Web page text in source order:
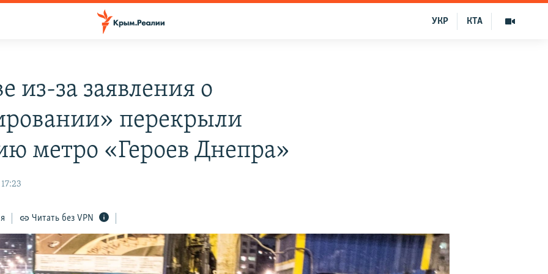
КТА
УКР
из-за заявления о
перекрыли
метро «Героев Днепра»
Читать без VPN